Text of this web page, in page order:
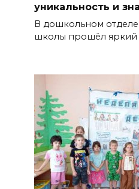
уникальность и
В дошкольном
школы прошёл яркий